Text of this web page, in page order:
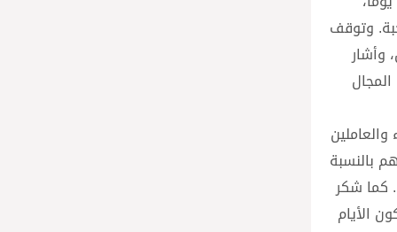
وتوقف
وأشار
بالنسبة
كما شكر
الأيام